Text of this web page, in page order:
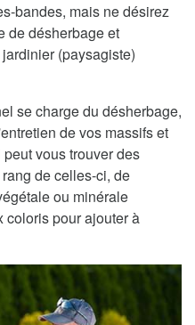
bandes, mais ne désirez
de désherbage et
(paysagiste)
se charge du désherbage,
de vos massifs et
vous trouver des
de celles-ci, de
ou minérale
coloris pour ajouter à